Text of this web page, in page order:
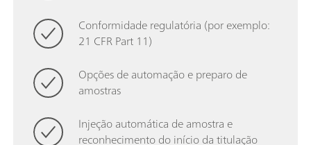
Conformidade regulatória (por exemplo:
21 CFR Part 11)
Opções de automação e preparo de
amostras
Injeção automática de amostra e
reconhecimento do início da titulação